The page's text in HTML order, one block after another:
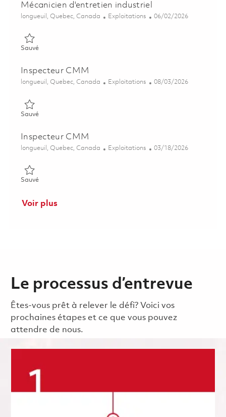
Mécanicien d'entretien industriel
Emplacement
longueuil, Quebec, Canada Catégorie
Exploitations Posted Date
06/02/2026
SauvéSauvé Mécanicien d'entretien industriel 01850091
Inspecteur CMM
Emplacement
longueuil, Quebec, Canada Catégorie
Exploitations Posted Date
08/03/2026
SauvéSauvé Inspecteur CMM 01863669
Inspecteur CMM
Emplacement
longueuil, Quebec, Canada Catégorie
Exploitations Posted Date
03/18/2026
SauvéSauvé Inspecteur CMM 01831978
Voir plus
Le processus d’entrevue
Êtes-vous prêt à relever le défi? Voici vos
prochaines étapes et ce que vous pouvez
attendre de nous.